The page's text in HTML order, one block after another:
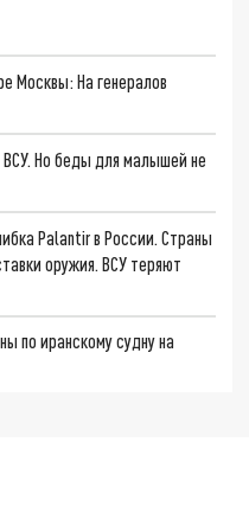
Москвы: На генералов
Но беды для малышей не
Palantir в России. Страны
оружия. ВСУ теряют
по иранскому судну на